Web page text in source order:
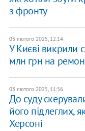
з фронту
03 лютого 2025, 12:14
У Києві викрили
млн грн на
03 лютого 2025, 11:56
До суду
його підлеглих,
Херсоні